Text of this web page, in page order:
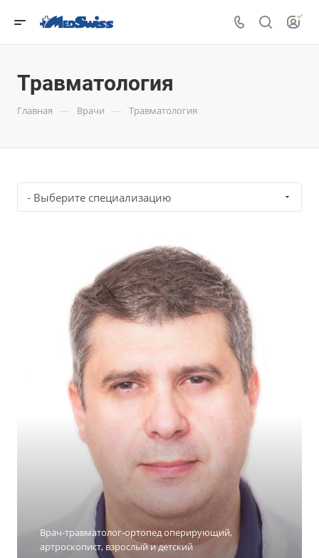
Травматология
Главная — Врачи — Травматология
- Выберите специализацию
Врач-травматолог-ортопед оперирующий,
артроскопист, взрослый и детский